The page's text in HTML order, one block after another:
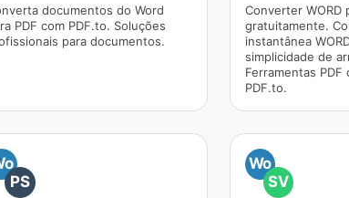
documentos do Word
PDF com PDF.to. Soluções
para documentos.
Converter WORD
gratuitamente.
instantânea
simplicidade de
Ferramentas PDF
PDF.to.
PS
Wo
SV